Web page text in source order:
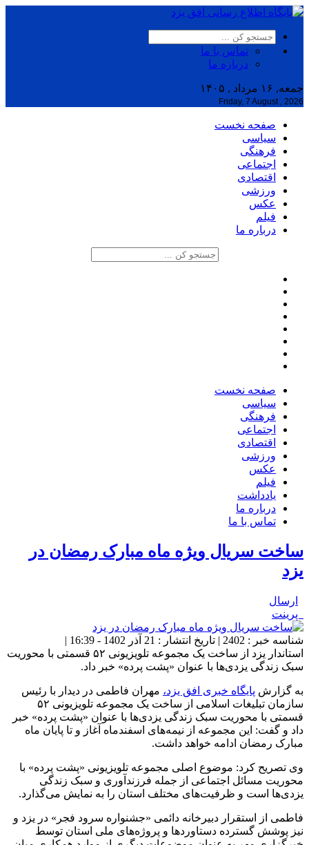
تماس با ما
درباره ما
جمعه, ۱۶ مرداد , ۱۴۰۵
Friday, 7 August , 2026
صفحه نخست
سیاسی
فرهنگی
اجتماعی
اقتصادی
ورزشی
عکس
فیلم
درباره ما
صفحه نخست
سیاسی
فرهنگی
اجتماعی
اقتصادی
ورزشی
عکس
فیلم
یادداشت
درباره ما
تماس با ما
ساخت سریال ویژه ماه مبارک رمضان در
یزد
ارسال
پرینت
شناسه خبر : 2402 | تاریخ انتشار : 21 آذر 1402 - 16:39 |
استاندار یزد از ساخت یک مجموعه تلویزیونی ۵۲ قسمتی با محوریت
سبک زندگی یزدی‌ها با عنوان «پشت پرده» خبر داد.
به گزارش پایگاه خبری افق یزد، مهران فاطمی در دیدار با رئیس
سازمان تبلیغات اسلامی از ساخت یک مجموعه تلویزیونی ۵۲
قسمتی با محوریت سبک زندگی یزدی‌ها با عنوان «پشت پرده» خبر
داد و گفت: این مجموعه از نیمه‌های اسفندماه آغاز و تا پایان ماه
مبارک رمضان ادامه خواهد داشت.
وی تصریح کرد: موضوع اصلی مجموعه تلویزیونی «پشت پرده» با
محوریت مسائل اجتماعی از جمله فرزندآوری و سبک زندگی
یزدی‌ها است و ظرفیت‌های مختلف استان را به نمایش می‌گذارد.
فاطمی از استقرار دبیرخانه دائمی «جشنواره سرود فجر» در یزد و
نیز پوشش گسترده دستاوردها و پروژه‌های ملی استان توسط